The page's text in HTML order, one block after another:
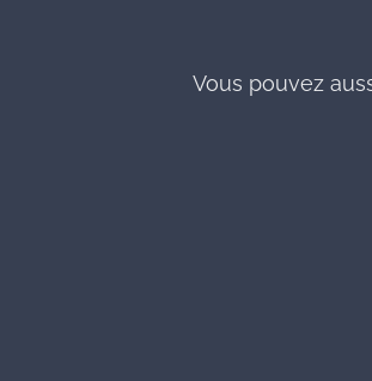
Vous pouvez